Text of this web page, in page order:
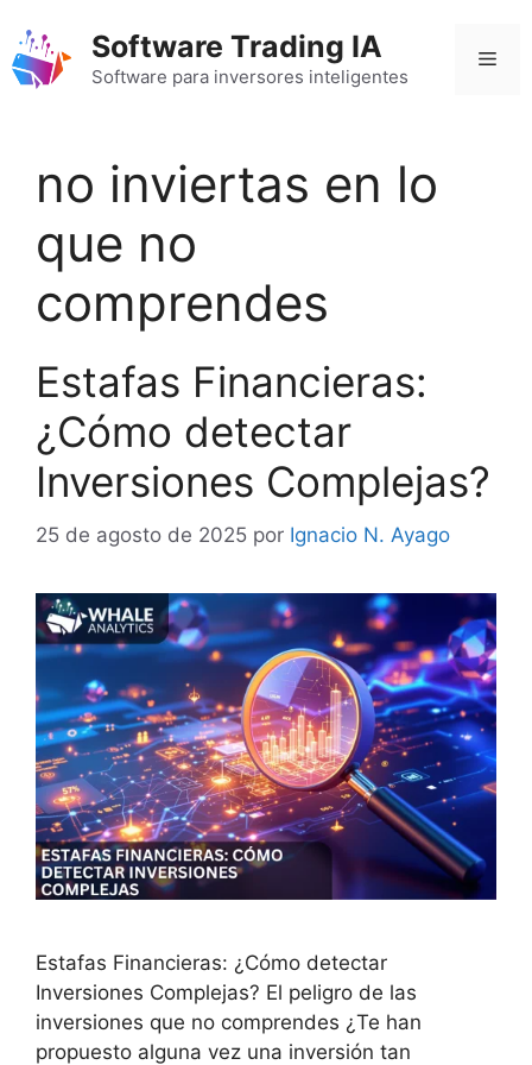
contenido
Software Trading IA
Software para inversores inteligentes
no inviertas en lo
que no
comprendes
Estafas Financieras:
¿Cómo detectar
Inversiones Complejas?
25 de agosto de 2025 por Ignacio N. Ayago
Estafas Financieras: ¿Cómo detectar
Inversiones Complejas? El peligro de las
inversiones que no comprendes ¿Te han
propuesto alguna vez una inversión tan